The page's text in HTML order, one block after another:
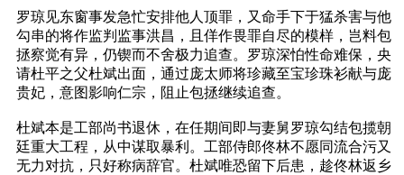
罗琼见东窗事发急忙安排他人顶罪，又命手下于猛杀害与他
勾串的将作监判监事洪昌，且佯作畏罪自尽的模样，岂料包
拯察觉有异，仍锲而不舍极力追查。罗琼深怕性命难保，央
请杜平之父杜斌出面，通过庞太师将珍藏至宝珍珠衫献与庞
贵妃，意图影响仁宗，阻止包拯继续追查。
杜斌本是工部尚书退休，在任期间即与妻舅罗琼勾结包揽朝
廷重大工程，从中谋取暴利。工部侍郎佟林不愿同流合污又
无力对抗，只好称病辞官。杜斌唯恐留下后患，趁佟林返乡